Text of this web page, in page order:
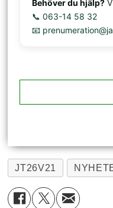
Behöver du hjälp?
📞 063-14 58 32
📧
JT26V21